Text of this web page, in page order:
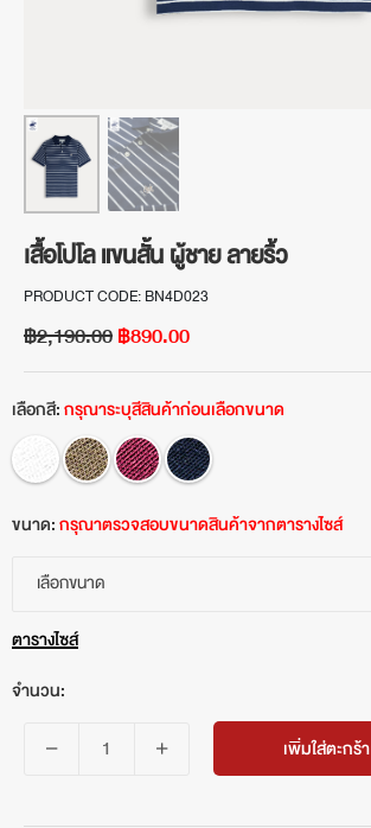
เสื้อโปโล แขนสั้น ผู้ชาย ลายริ้ว
PRODUCT CODE: BN4D023
฿2,190.00฿890.00
เลือกสี:กรุณาระบุสีสินค้าก่อนเลือกขนาด
ขนาด:กรุณาตรวจสอบขนาดสินค้าจากตารางไซส์
เลือกขนาด
ตารางไซส์
จำนวน:
เพิ่มใส่ตะกร้า